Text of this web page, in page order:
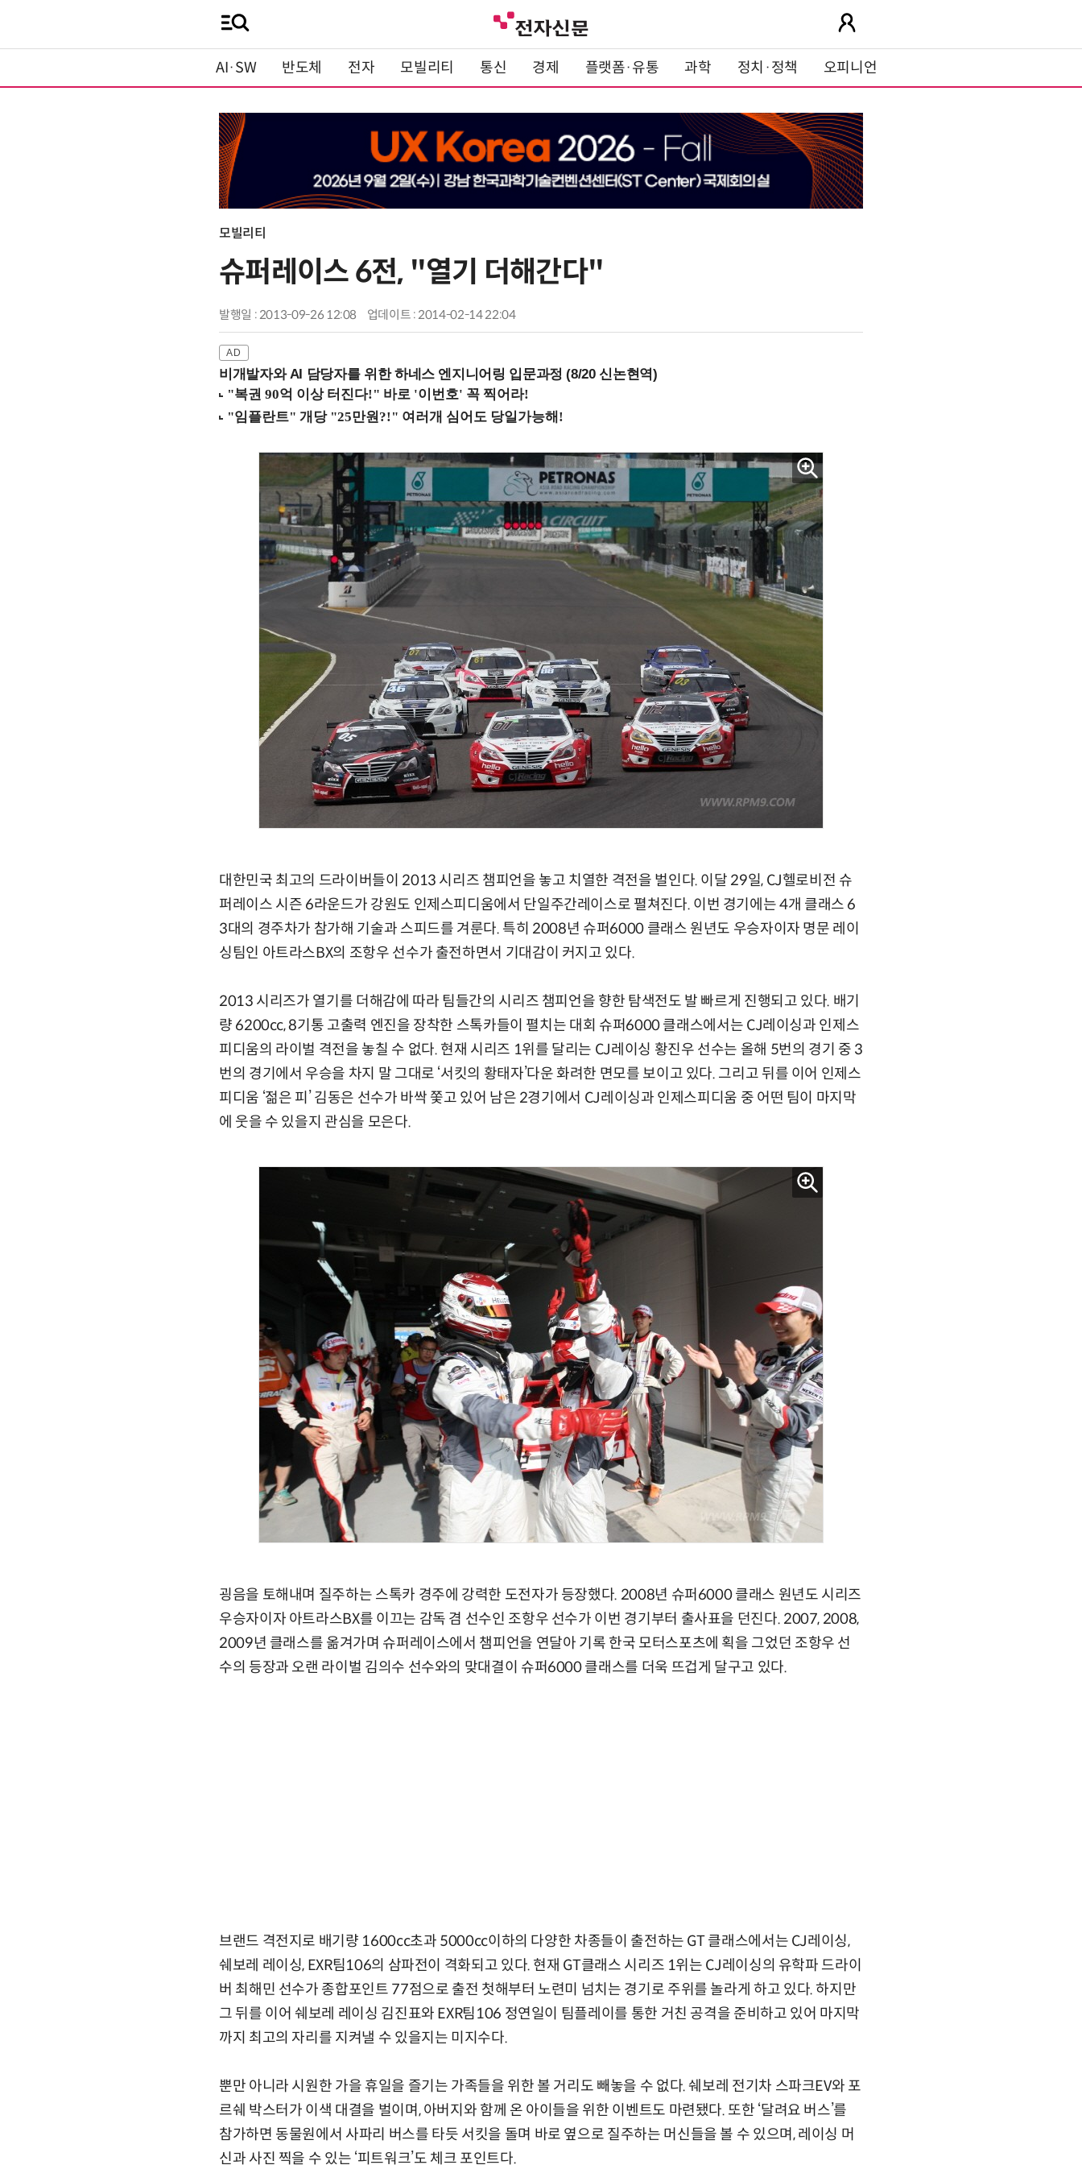
AI·SW 반도체 전자 모빌리티 통신 경제 플랫폼·유통 과학 정치·정책 오피니언
모빌리티
슈퍼레이스 6전, "열기 더해간다"
발행일 : 2013-09-26 12:08 업데이트 : 2014-02-14 22:04
비개발자와 AI 담당자를 위한 하네스 엔지니어링 입문과정 (8/20 신논현역)
대한민국 최고의 드라이버들이 2013 시리즈 챔피언을 놓고 치열한 격전을 벌인다. 이달 29일, CJ헬로비전 슈
퍼레이스 시즌 6라운드가 강원도 인제스피디움에서 단일주간레이스로 펼쳐진다. 이번 경기에는 4개 클래스 6
3대의 경주차가 참가해 기술과 스피드를 겨룬다. 특히 2008년 슈퍼6000 클래스 원년도 우승자이자 명문 레이
싱팀인 아트라스BX의 조항우 선수가 출전하면서 기대감이 커지고 있다.
2013 시리즈가 열기를 더해감에 따라 팀들간의 시리즈 챔피언을 향한 탐색전도 발 빠르게 진행되고 있다. 배기
량 6200cc, 8기통 고출력 엔진을 장착한 스톡카들이 펼치는 대회 슈퍼6000 클래스에서는 CJ레이싱과 인제스
피디움의 라이벌 격전을 놓칠 수 없다. 현재 시리즈 1위를 달리는 CJ레이싱 황진우 선수는 올해 5번의 경기 중 3
번의 경기에서 우승을 차지 말 그대로 ‘서킷의 황태자’다운 화려한 면모를 보이고 있다. 그리고 뒤를 이어 인제스
피디움 ‘젊은 피’ 김동은 선수가 바싹 쫓고 있어 남은 2경기에서 CJ레이싱과 인제스피디움 중 어떤 팀이 마지막
에 웃을 수 있을지 관심을 모은다.
굉음을 토해내며 질주하는 스톡카 경주에 강력한 도전자가 등장했다. 2008년 슈퍼6000 클래스 원년도 시리즈
우승자이자 아트라스BX를 이끄는 감독 겸 선수인 조항우 선수가 이번 경기부터 출사표을 던진다. 2007, 2008,
2009년 클래스를 옮겨가며 슈퍼레이스에서 챔피언을 연달아 기록 한국 모터스포츠에 획을 그었던 조항우 선
수의 등장과 오랜 라이벌 김의수 선수와의 맞대결이 슈퍼6000 클래스를 더욱 뜨겁게 달구고 있다.
브랜드 격전지로 배기량 1600cc초과 5000cc이하의 다양한 차종들이 출전하는 GT 클래스에서는 CJ레이싱,
쉐보레 레이싱, EXR팀106의 삼파전이 격화되고 있다. 현재 GT클래스 시리즈 1위는 CJ레이싱의 유학파 드라이
버 최해민 선수가 종합포인트 77점으로 출전 첫해부터 노련미 넘치는 경기로 주위를 놀라게 하고 있다. 하지만
그 뒤를 이어 쉐보레 레이싱 김진표와 EXR팀106 정연일이 팀플레이를 통한 거친 공격을 준비하고 있어 마지막
까지 최고의 자리를 지켜낼 수 있을지는 미지수다.
뿐만 아니라 시원한 가을 휴일을 즐기는 가족들을 위한 볼 거리도 빼놓을 수 없다. 쉐보레 전기차 스파크EV와 포
르쉐 박스터가 이색 대결을 벌이며, 아버지와 함께 온 아이들을 위한 이벤트도 마련됐다. 또한 ‘달려요 버스’를
참가하면 동물원에서 사파리 버스를 타듯 서킷을 돌며 바로 옆으로 질주하는 머신들을 볼 수 있으며, 레이싱 머
신과 사진 찍을 수 있는 ‘피트워크’도 체크 포인트다.